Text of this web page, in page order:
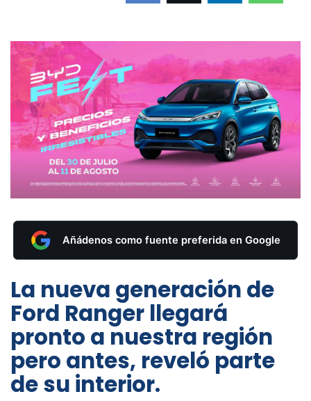
Añádenos como fuente preferida en Google
La nueva generación de
Ford Ranger llegará
pronto a nuestra región
pero antes, reveló parte
de su interior.